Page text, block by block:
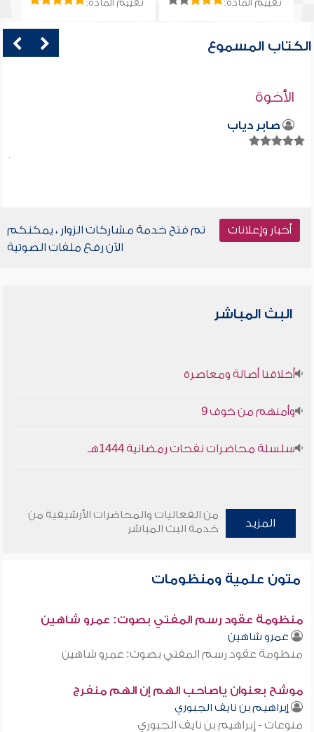
تقييم المادة: تقييم المادة:
الكتاب المسموع
الأخوة
صابر دياب
أخبار وإعلانات
تم فتح خدمة مشاركات الزوار ، يمكنكم
الآن رفع ملفات الصوتية
البث المباشر
أخلاقنا أصالة ومعاصرة
وأمنهم من خوف 9
سلسلة محاضرات نفحات رمضانية 1444هـ
المزيد
من الفعاليات والمحاضرات الأرشيفية من
خدمة البث المباشر
متون علمية ومنظومات
منظومة عقود رسم المفتي بصوت: عمرو شاهين
عمرو شاهين
منظومة عقود رسم المفتي بصوت: عمرو شاهين
موشح بعنوان ياصاحب الهم إن الهم منفرج
إبراهيم بن نايف الجبوري
منوعات - إبراهيم بن نايف الجبوري